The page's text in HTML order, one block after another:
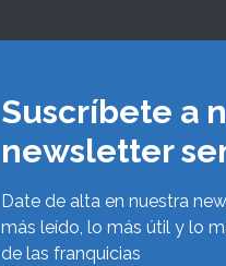
Suscríbete a
newsletter
Date de alta en nuestra
más leído, lo más útil y lo
de las franquicias